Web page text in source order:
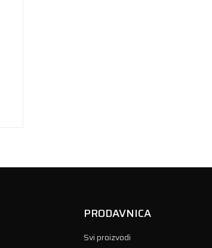
PRODAVNICA
Svi proizvodi